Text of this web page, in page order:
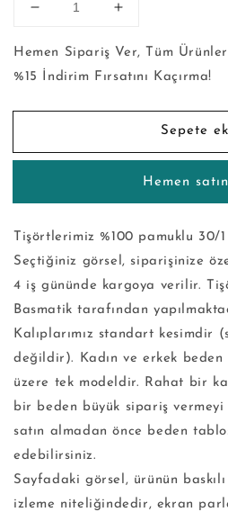
Saturn-
-
Tişört
adedi
Saturn-
-
Tişört
adedi
Hemen Sipariş Ver, Tüm
%15 İndirim Fırsatını Kaçırma!
Sepete
Hemen
Tişörtlerimiz %100 pamuklu 30/
Seçtiğiniz görsel, siparişinize
4 iş gününde kargoya verilir.
Basmatik tarafından
Kalıplarımız standart kesimdir
değildir). Kadın ve erkek beden
üzere tek modeldir. Rahat bir
bir beden büyük sipariş
satın almadan önce beden
edebilirsiniz.
Sayfadaki görsel, ürünün
izleme niteliğindedir, ekran